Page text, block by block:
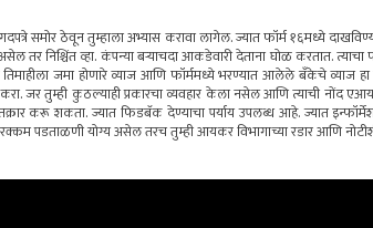
समोर ठेवून तुम्हाला अभ्यास करावा लागेल. ज्यात फॉर्म १६मध्ये
तर निश्चिंत व्हा. कंपन्या बऱ्याचदा आकडेवारी देताना घोळ करतात.
जमा होणारे व्याज आणि फॉर्ममध्ये भरण्यात आलेले बँकेचे व्याज
करा. जर तुम्ही कुठल्याही प्रकारचा व्यवहार केला नसेल आणि त्याची
तक्रार करू शकता. ज्यात फिडबॅक देण्याचा पर्याय उपलब्ध आहे. ज्यात
पडताळणी योग्य असेल तरच तुम्ही आयकर विभागाच्या रडार आणि